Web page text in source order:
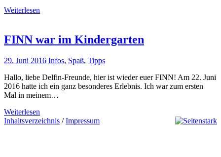
Weiterlesen
FINN war im Kindergarten
29. Juni 2016 Infos, Spaß, Tipps
Hallo, liebe Delfin-Freunde, hier ist wieder euer FINN! Am 22. Juni
2016 hatte ich ein ganz besonderes Erlebnis. Ich war zum ersten
Mal in meinem…
Weiterlesen
Inhaltsverzeichnis /Impressum